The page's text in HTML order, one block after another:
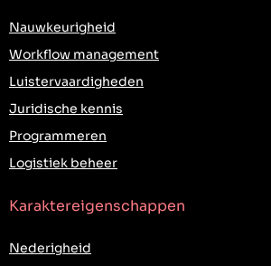
Nauwkeurigheid
Workflow management
Luistervaardigheden
Juridische kennis
Programmeren
Logistiek beheer
Karaktereigenschappen
Nederigheid